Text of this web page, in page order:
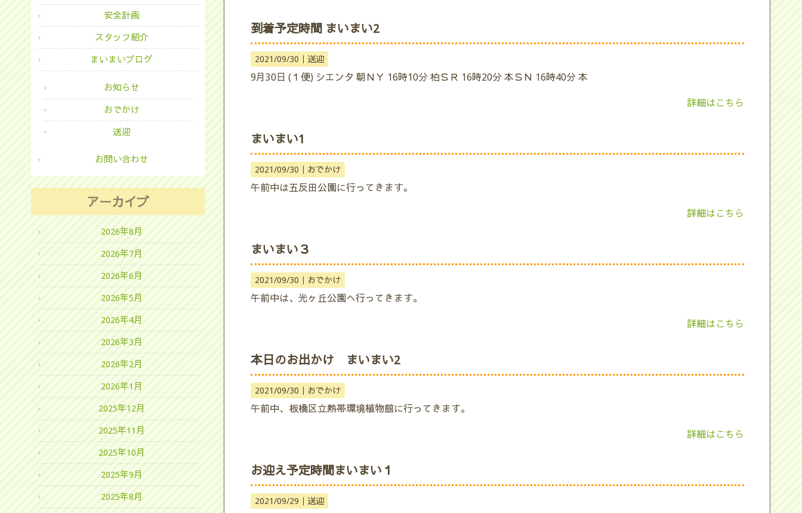
到着予定時間 まいまい2
2021/09/30｜ 送迎
9月30日 (１便) シエンタ 朝ＮＹ 16時10分 柏ＳＲ 16時20分 本ＳＮ 16時40分 本
詳細はこちら
まいまい1
2021/09/30｜ おでかけ
午前中は五反田公園に行ってきます。
詳細はこちら
まいまい３
2021/09/30｜ おでかけ
午前中は、光ヶ丘公園へ行ってきます。
詳細はこちら
本日のお出かけ まいまい2
2021/09/30｜ おでかけ
午前中、板橋区立熱帯環境植物館に行ってきます。
詳細はこちら
お迎え予定時間まいまい１
2021/09/29｜ 送迎
安全計画
スタッフ紹介
まいまいブログ
お知らせ
おでかけ
送迎
お問い合わせ
アーカイブ
2026年8月
2026年7月
2026年6月
2026年5月
2026年4月
2026年3月
2026年2月
2026年1月
2025年12月
2025年11月
2025年10月
2025年9月
2025年8月